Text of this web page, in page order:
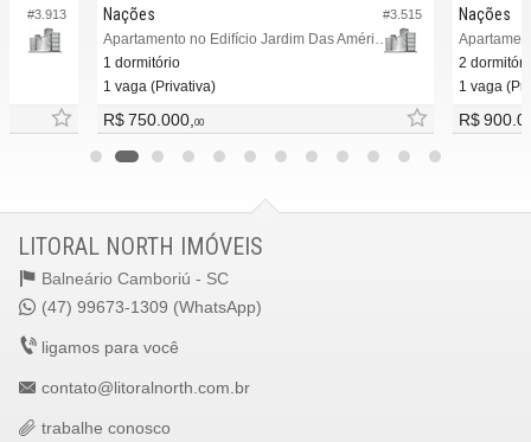
#3.913 #3.515
Nações
Apartamento no Edifício Jardim Das Américas
1 dormitório
1 vaga (Privativa)
R$ 750.000, 00
Nações
2
1 vaga
R$
LITORAL NORTH IMÓVEIS
Balneário Camboriú - SC
(47) 99673-1309 (WhatsApp)
ligamos para você
contato@litoralnorth.com.br
trabalhe conosco